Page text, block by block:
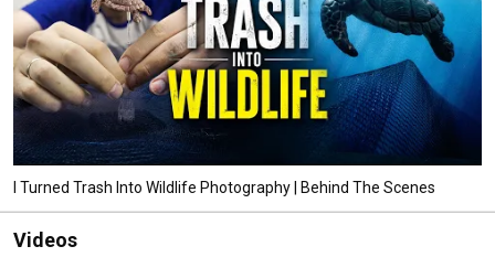
I Turned Trash Into Wildlife Photography | Behind The Scenes
Videos